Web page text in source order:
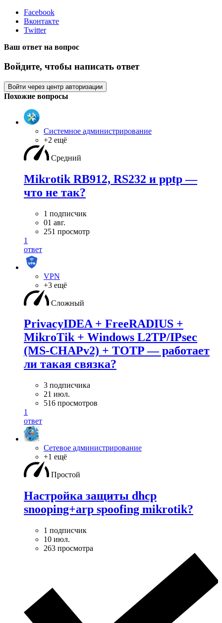
Facebook
Вконтакте
Twitter
Ваш ответ на вопрос
Войдите, чтобы написать ответ
Войти через центр авторизации
Похожие вопросы
Системное администрирование
+2 ещё
Средний
Mikrotik RB912, RS232 и pptp —
что не так?
1 подписчик
01 авг.
251 просмотр
1
ответ
VPN
+3 ещё
Сложный
PrivacyIDEA + FreeRADIUS +
MikroTik + Windows L2TP/IPsec
(MS-CHAPv2) + TOTP — работает
ли такая связка?
3 подписчика
21 июл.
516 просмотров
1
ответ
Сетевое администрирование
+1 ещё
Простой
Настройка защиты dhcp
snooping+arp spoofing mikrotik?
1 подписчик
10 июл.
263 просмотра